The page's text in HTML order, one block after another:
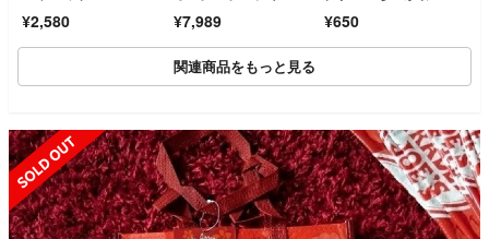
¥2,580 ¥7,989 ¥650
関連商品をもっと見る
SOLD OUT